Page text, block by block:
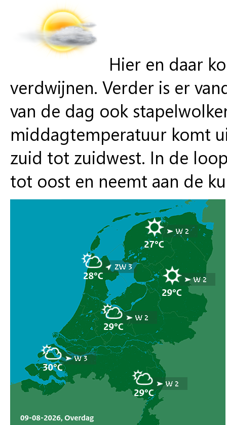
Hier en daar
verdwijnen. Verder is er
van de dag ook
middagtemperatuur komt
zuid tot zuidwest. In de
tot oost en neemt aan de